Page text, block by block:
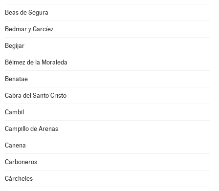
Beas de Segura
Bedmar y Garcíez
Begíjar
Bélmez de la Moraleda
Benatae
Cabra del Santo Cristo
Cambil
Campillo de Arenas
Canena
Carboneros
Cárcheles